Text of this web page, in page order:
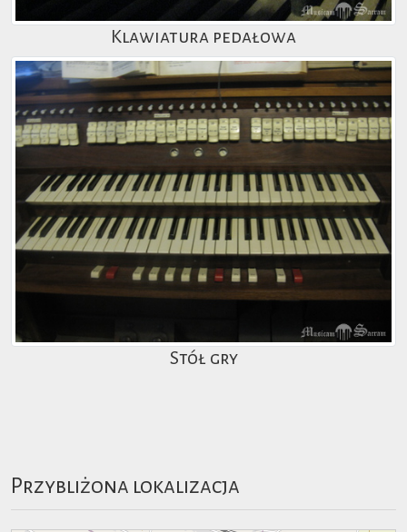
Klawiatura pedałowa
Stół gry
Przybliżona lokalizacja